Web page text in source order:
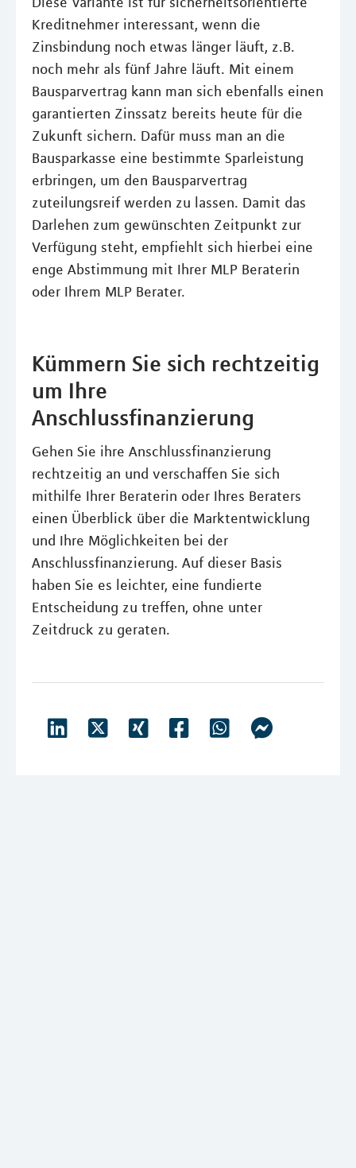
Kreditnehmer interessant, wenn die
Zinsbindung noch etwas länger läuft, z.B.
noch mehr als fünf Jahre läuft. Mit einem
Bausparvertrag kann man sich ebenfalls einen
garantierten Zinssatz bereits heute für die
Zukunft sichern. Dafür muss man an die
Bausparkasse eine bestimmte Sparleistung
erbringen, um den Bausparvertrag
zuteilungsreif werden zu lassen. Damit das
Darlehen zum gewünschten Zeitpunkt zur
Verfügung steht, empfiehlt sich hierbei eine
enge Abstimmung mit Ihrer MLP Beraterin
oder Ihrem MLP Berater.
Kümmern Sie sich rechtzeitig
um Ihre
Anschlussfinanzierung
Gehen Sie ihre Anschlussfinanzierung
rechtzeitig an und verschaffen Sie sich
mithilfe Ihrer Beraterin oder Ihres Beraters
einen Überblick über die Marktentwicklung
und Ihre Möglichkeiten bei der
Anschlussfinanzierung. Auf dieser Basis
haben Sie es leichter, eine fundierte
Entscheidung zu treffen, ohne unter
Zeitdruck zu geraten.